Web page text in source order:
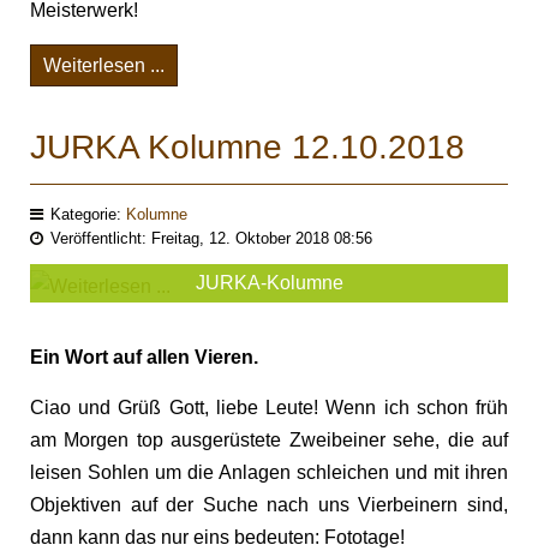
Meisterwerk!
Weiterlesen ...
JURKA Kolumne 12.10.2018
Kategorie: Kolumne
Veröffentlicht: Freitag, 12. Oktober 2018 08:56
JURKA-Kolumne
Ein Wort auf allen Vieren.
Ciao und Grüß Gott, liebe Leute! Wenn ich schon früh
am Morgen top ausgerüstete Zweibeiner sehe, die auf
leisen Sohlen um die Anlagen schleichen und mit ihren
Objektiven auf der Suche nach uns Vierbeinern sind,
dann kann das nur eins bedeuten: Fototage!